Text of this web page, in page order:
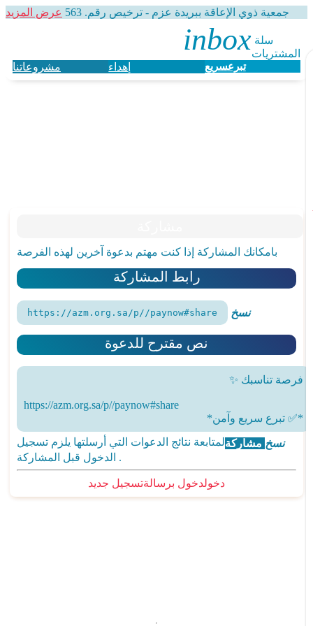
جمعية ذوي الإعاقة ببريدة عزم - ترخيص رقم. 563 عرض المزيد
سلة
المشتريات
مشروعاتنا
إهداء تبرعسريع
بامكانك المشاركة إذا كنت مهتم بدعوة آخرين لهذه الفرصة
رابط المشاركة
https://azm.org.sa/p//paynow#share نسخ
نص مقترح للدعوة
https://azm.org.sa/p//paynow#share
*✅ تبرع سريع وآمن*
نسخ مشاركةلمتابعة نتائج الدعوات التي أرسلتها يلزم تسجيل
الدخول قبل المشاركة .
دخولدخول برسالةتسجيل جديد